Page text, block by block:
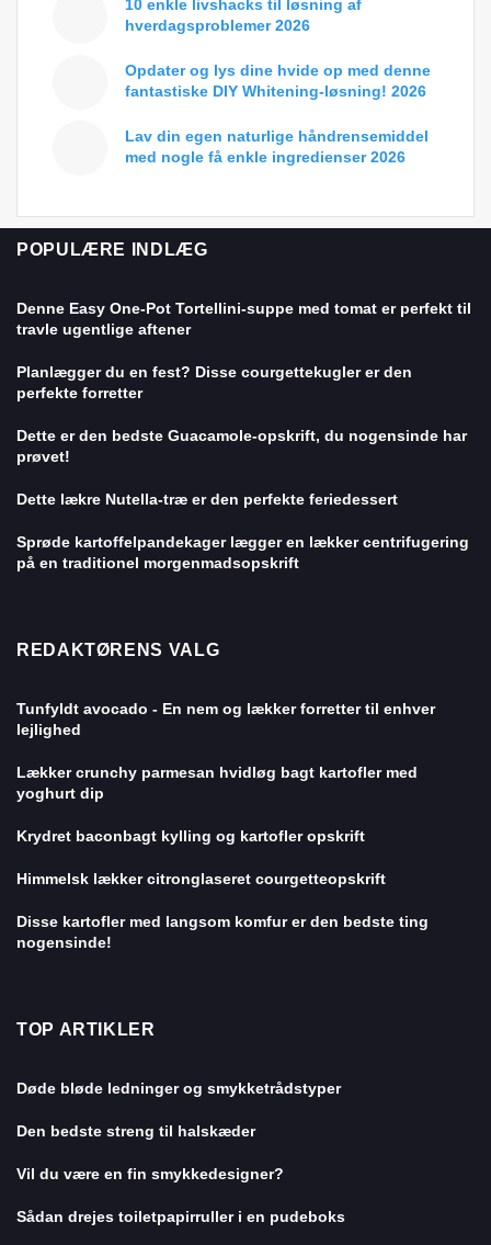
10 enkle livshacks til løsning af
hverdagsproblemer 2026
Opdater og lys dine hvide op med denne
fantastiske DIY Whitening-løsning! 2026
Lav din egen naturlige håndrensemiddel
med nogle få enkle ingredienser 2026
POPULÆRE INDLÆG
Denne Easy One-Pot Tortellini-suppe med tomat er perfekt til
travle ugentlige aftener
Planlægger du en fest? Disse courgettekugler er den
perfekte forretter
Dette er den bedste Guacamole-opskrift, du nogensinde har
prøvet!
Dette lækre Nutella-træ er den perfekte feriedessert
Sprøde kartoffelpandekager lægger en lækker centrifugering
på en traditionel morgenmadsopskrift
REDAKTØRENS VALG
Tunfyldt avocado - En nem og lækker forretter til enhver
lejlighed
Lækker crunchy parmesan hvidløg bagt kartofler med
yoghurt dip
Krydret baconbagt kylling og kartofler opskrift
Himmelsk lækker citronglaseret courgetteopskrift
Disse kartofler med langsom komfur er den bedste ting
nogensinde!
TOP ARTIKLER
Døde bløde ledninger og smykketrådstyper
Den bedste streng til halskæder
Vil du være en fin smykkedesigner?
Sådan drejes toiletpapirruller i en pudeboks